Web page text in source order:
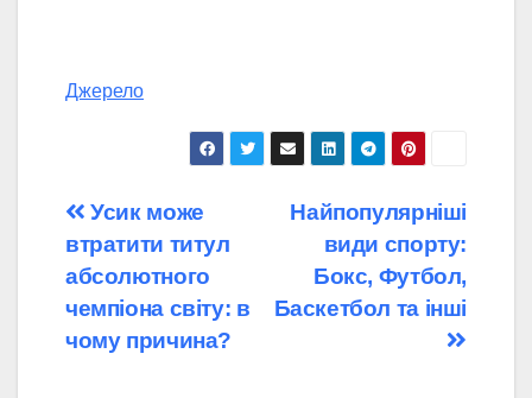
Джерело
Навігація
записів
Найпопулярніші
види спорту:
Бокс, Футбол,
Баскетбол та інші
Усик може
втратити титул
абсолютного
чемпіона світу: в
чому причина?